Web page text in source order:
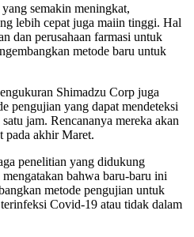
semakin meningkat,
lebih cepat juga maiin tinggi. Hal
dan perusahaan farmasi untuk
metode baru untuk
Shimadzu Corp juga
pengujian yang dapat mendeteksi
jam. Rencananya mereka akan
pada akhir Maret.
penelitian yang didukung
bahwa baru-baru ini
metode pengujian untuk
Covid-19 atau tidak dalam